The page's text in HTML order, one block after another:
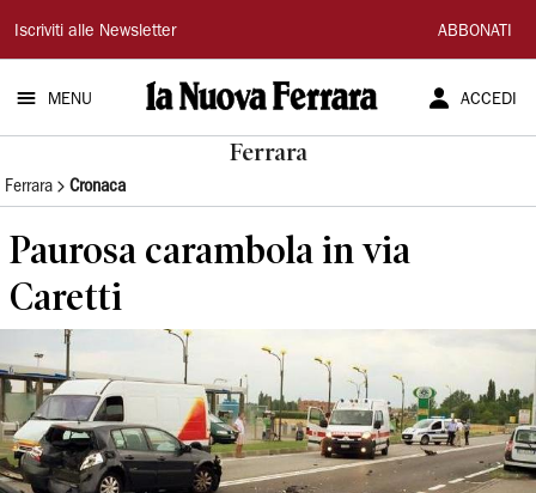
La
Nuova
Ferrara
Iscriviti alle Newsletter ABBONATI
MENU ACCEDI
Ferrara
Ferrara Cronaca
Paurosa carambola in via
Caretti